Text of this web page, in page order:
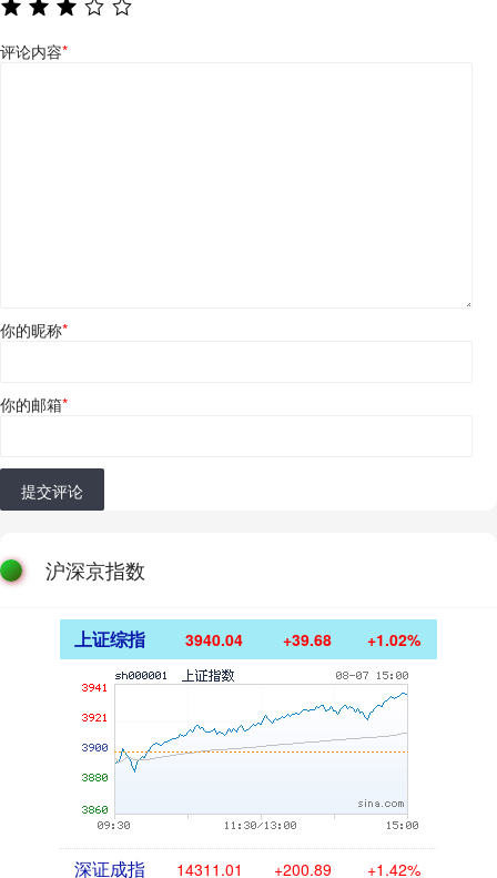
评论内容*
你的昵称*
你的邮箱*
提交评论
沪深京指数
上证综指 3940.04 +39.68 +1.02%
深证成指 14311.01 +200.89 +1.42%